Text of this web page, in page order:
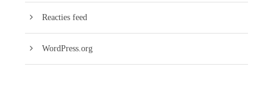
Reacties feed
WordPress.org